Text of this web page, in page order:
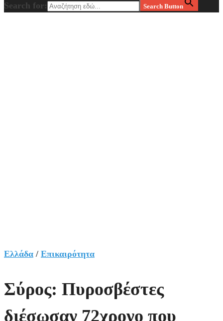
Search for: Search Button
Ελλάδα / Επικαιρότητα
Σύρος: Πυροσβέστες
διέσωσαν 72χρονο που